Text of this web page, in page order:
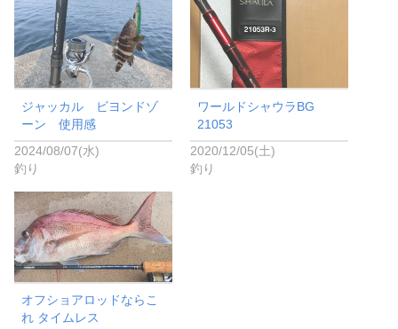
ジャッカル ビヨンドゾ
ーン 使用感
2024/08/07(水)
釣り
ワールドシャウラBG
21053
2020/12/05(土)
釣り
オフショアロッドならこ
れ タイムレス